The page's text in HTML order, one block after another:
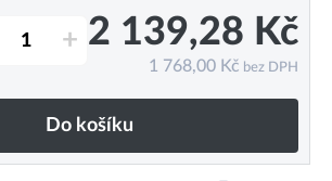
+ 2 139,28 Kč
1 768,00 Kč bez DPH
Do košíku